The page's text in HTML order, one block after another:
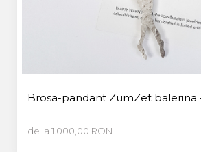
Brosa-pandant ZumZet balerina
de la 1.000,00 RON